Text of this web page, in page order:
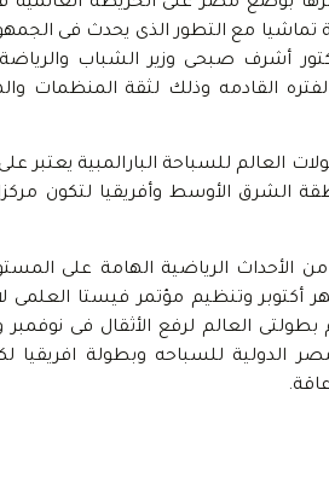
تماشيا مع التطور الذى يحدث فى
أشرف صبحى وزير الشباب
القادمه وذلك لثقة المنظمات
العالم للسباحة البارالمبية يعتبر
الشرق الأوسط وأفريقيا لتكون
الرياضية الهامة على
أكتوبر وتنظيم مؤتمر فيستا العلمى
البارالمبية باريس 2024 وبطولة مصر الدولية للسباحه